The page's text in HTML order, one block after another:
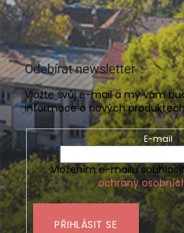
Odebírat newsletter
Vložte svůj e-mail a my vám
informace o nových
E-mail
Vložením e-mailu
ochrany
PŘIHLÁSIT SE